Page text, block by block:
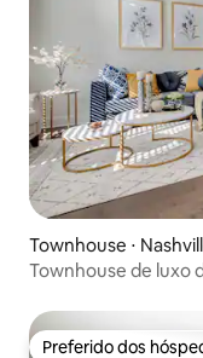
Townhouse ⋅
Townhouse de luxo
Preferido dos